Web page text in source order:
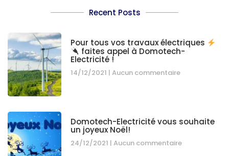
Recent Posts
Pour tous vos travaux électriques
faites appel à Domotech-
Electricité !
14/12/2021 Aucun commentaire
Domotech-Electricité vous souhaite
un joyeux Noël!
24/12/2021 Aucun commentaire